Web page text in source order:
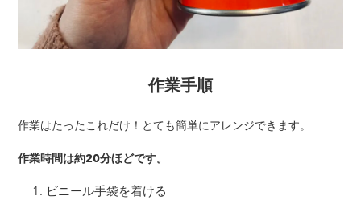
作業手順
作業はたったこれだけ！とても簡単にアレンジできます。
作業時間は約20分ほどです。
ビニール手袋を着ける